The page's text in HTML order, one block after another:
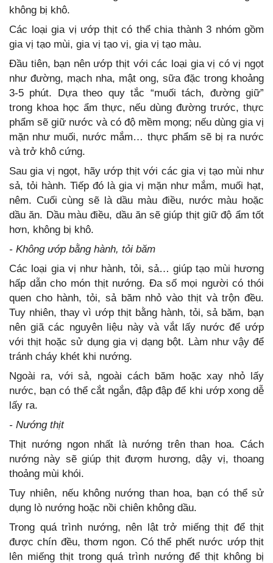
không bị khô.
Các loại gia vị ướp thịt có thể chia thành 3 nhóm gồm
gia vị tạo mùi, gia vị tạo vị, gia vị tạo màu.
Đầu tiên, bạn nên ướp thịt với các loại gia vị có vị ngọt
như đường, mạch nha, mật ong, sữa đặc trong khoảng
3-5 phút. Dựa theo quy tắc “muối tách, đường giữ”
trong khoa học ẩm thực, nếu dùng đường trước, thực
phẩm sẽ giữ nước và có độ mềm mọng; nếu dùng gia vị
mặn như muối, nước mắm… thực phẩm sẽ bị ra nước
và trở khô cứng.
Sau gia vị ngọt, hãy ướp thịt với các gia vị tạo mùi như
sả, tỏi hành. Tiếp đó là gia vị mặn như mắm, muối hạt,
nêm. Cuối cùng sẽ là dầu màu điều, nước màu hoặc
dầu ăn. Dầu màu điều, dầu ăn sẽ giúp thịt giữ độ ẩm tốt
hơn, không bị khô.
- Không ướp bằng hành, tỏi băm
Các loại gia vị như hành, tỏi, sả… giúp tạo mùi hương
hấp dẫn cho món thịt nướng. Đa số mọi người có thói
quen cho hành, tỏi, sả băm nhỏ vào thịt và trộn đều.
Tuy nhiên, thay vì ướp thịt bằng hành, tỏi, sả băm, bạn
nên giã các nguyên liệu này và vắt lấy nước để ướp
với thịt hoặc sử dụng gia vị dạng bột. Làm như vậy để
tránh cháy khét khi nướng.
Ngoài ra, với sả, ngoài cách băm hoặc xay nhỏ lấy
nước, bạn có thể cắt ngắn, đập đập để khi ướp xong dễ
lấy ra.
- Nướng thịt
Thịt nướng ngon nhất là nướng trên than hoa. Cách
nướng này sẽ giúp thịt đượm hương, dậy vị, thoang
thoảng mùi khói.
Tuy nhiên, nếu không nướng than hoa, bạn có thể sử
dụng lò nướng hoặc nồi chiên không dầu.
Trong quá trình nướng, nên lật trở miếng thịt để thịt
được chín đều, thơm ngon. Có thể phết nước ướp thịt
lên miếng thịt trong quá trình nướng để thịt không bị